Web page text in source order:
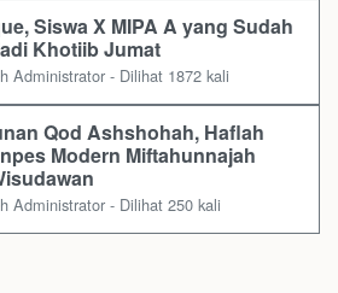
Siswa X MIPA A yang Sudah
Khotiib Jumat
Administrator - Dilihat 1872 kali
Qod Ashshohah, Haflah
Modern Miftahunnajah
Administrator - Dilihat 250 kali